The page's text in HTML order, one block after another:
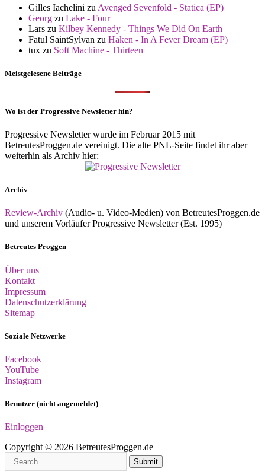
Gilles Iachelini zu Avenged Sevenfold - Statica (EP)
Georg zu Lake - Four
Lars zu Kilbey Kennedy - Things We Did On Earth
Fatul SaintSylvan zu Haken - In A Fever Dream (EP)
tux zu Soft Machine - Thirteen
Meistgelesene Beiträge
Wo ist der Progressive Newsletter hin?
Progressive Newsletter wurde im Februar 2015 mit
BetreutesProggen.de vereinigt. Die alte PNL-Seite findet ihr aber
weiterhin als Archiv hier:
Archiv
Review-Archiv (Audio- u. Video-Medien) von BetreutesProggen.de
und unserem Vorläufer Progressive Newsletter (Est. 1995)
Betreutes Proggen
Über uns
Kontakt
Impressum
Datenschutzerklärung
Sitemap
Soziale Netzwerke
Facebook
YouTube
Instagram
Benutzer (nicht angemeldet)
Einloggen
Copyright © 2026 BetreutesProggen.de
Submit